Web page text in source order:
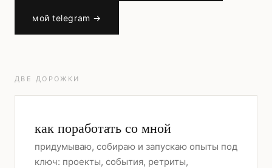
мой telegram →
ДВЕ ДОРОЖКИ
как поработать со мной
придумываю, собираю и запускаю опыты под
ключ: проекты, события, ретриты,